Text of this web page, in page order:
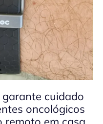
cuidado
oncológicos